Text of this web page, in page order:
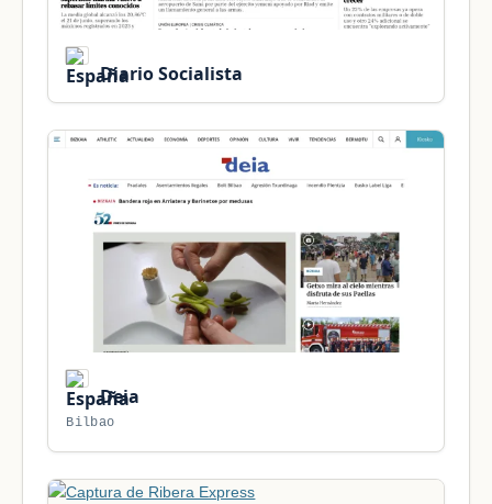
Diario Socialista
Deia
Bilbao